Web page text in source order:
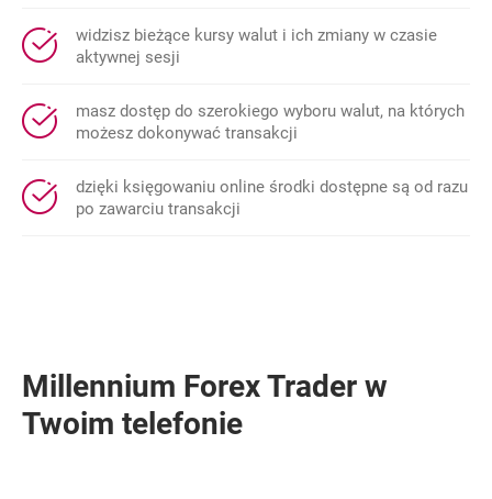
widzisz bieżące kursy walut i ich zmiany w czasie
aktywnej sesji
masz dostęp do szerokiego wyboru walut, na których
możesz dokonywać transakcji
dzięki księgowaniu online środki dostępne są od razu
po zawarciu transakcji
Millennium Forex Trader w
Twoim telefonie